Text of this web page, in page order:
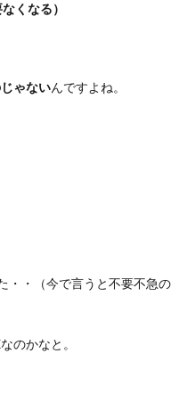
くなる）
ゃないんですよね。
・・（今で言うと不要不急の
のかなと。